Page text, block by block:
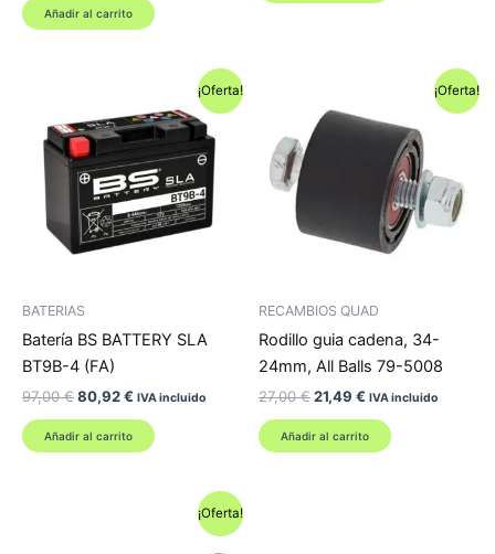
original
era:
actual
es:
Añadir al carrito
¡Oferta!
BATERIAS
Batería BS BATTERY SLA
BT9B-4 (FA)
97,00€El
original
era:
80,92€ El
actual
es:
IVA incluido
Añadir al carrito
¡Oferta!
RECAMBIOS QUAD
Rodillo guia cadena, 34-
24mm, All Balls 79-5008
27,00€El
original
era:
21,49 € El
actual
es:
IVA incluido
Añadir al carrito
¡Oferta!